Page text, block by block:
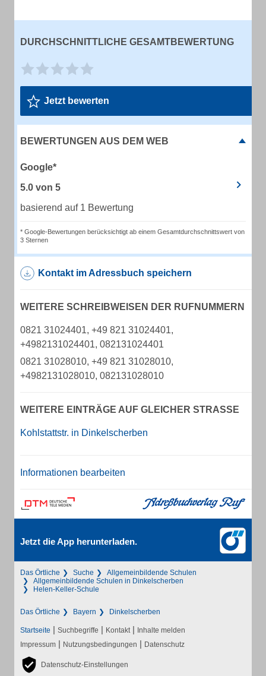
DURCHSCHNITTLICHE GESAMTBEWERTUNG
Jetzt bewerten
BEWERTUNGEN AUS DEM WEB
Google*
5.0 von 5
basierend auf 1 Bewertung
* Google-Bewertungen berücksichtigt ab einem Gesamtdurchschnittswert von
3 Sternen
Kontakt im Adressbuch speichern
WEITERE SCHREIBWEISEN DER RUFNUMMERN
0821 31024401, +49 821 31024401,
+4982131024401, 082131024401
0821 31028010, +49 821 31028010,
+4982131028010, 082131028010
WEITERE EINTRÄGE AUF GLEICHER STRASSE
Kohlstattstr. in Dinkelscherben
Informationen bearbeiten
Jetzt die App herunterladen.
Das Örtliche Suche
Allgemeinbildende Schulen
Allgemeinbildende Schulen in Dinkelscherben
Helen-Keller-Schule
Das Örtliche Bayern Dinkelscherben
Startseite | Suchbegriffe | Kontakt | Inhalte melden
Impressum | Nutzungsbedingungen | Datenschutz
Datenschutz-Einstellungen